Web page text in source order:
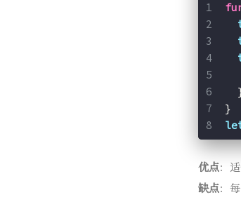
}
优点：
缺点：